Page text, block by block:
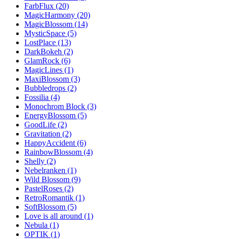
FarbFlux (20)
MagicHarmony (20)
MagicBlossom (14)
MysticSpace (5)
LostPlace (13)
DarkBokeh (2)
GlamRock (6)
MagicLines (1)
MaxiBlossom (3)
Bubbledrops (2)
Fossilia (4)
Monochrom Block (3)
EnergyBlossom (5)
GoodLife (2)
Gravitation (2)
HappyAccident (6)
RainbowBlossom (4)
Shelly (2)
Nebelranken (1)
Wild Blossom (9)
PastelRoses (2)
RetroRomantik (1)
SoftBlossom (5)
Love is all around (1)
Nebula (1)
OPTIK (1)